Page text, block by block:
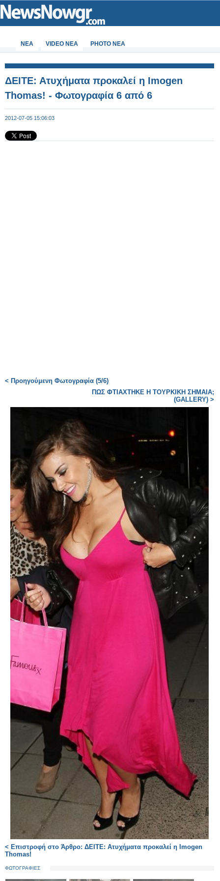
ΝΕΑ VIDEO NEA PHOTO NEA
ΔΕΙΤΕ: Ατυχήματα προκαλεί η Imogen
Thomas! - Φωτογραφία 6 από 6
2012-07-05 15:06:03
< Προηγούμενη Φωτογραφία (5/6)
ΠΩΣ ΦΤΙΑΧΤΗΚΕ Η ΤΟΥΡΚΙΚΗ ΣΗΜΑΙΑ;
(GALLERY) >
< Επιστροφή στο Άρθρο: ΔΕΙΤΕ: Ατυχήματα προκαλεί η Imogen
Thomas!
ΦΩΤΟΓΡΑΦΙΕΣ